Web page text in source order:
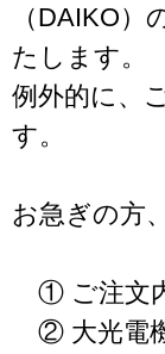
（DAIKO
たします。
例外的に、
す。
お急ぎの方
① ご注文
② 大光電